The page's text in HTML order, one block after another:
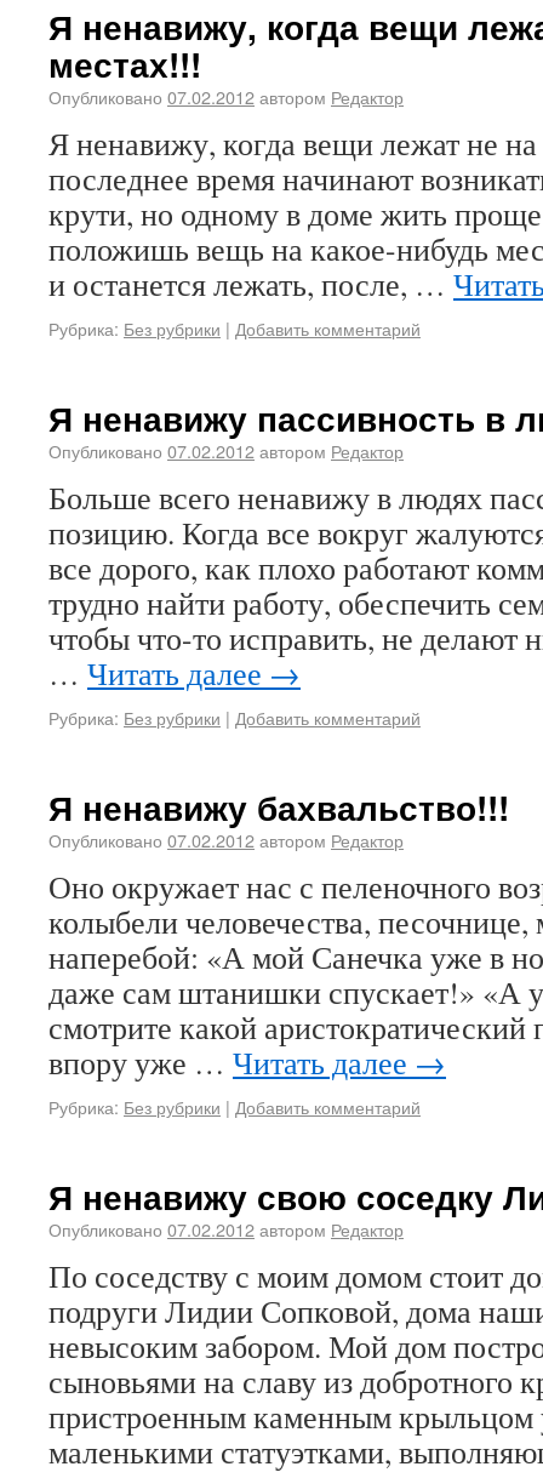
Я ненавижу, когда вещи
местах!!!
Опубликовано 07.02.2012автором Редактор
Я ненавижу, когда вещи лежат не
последнее время начинают
крути, но одному в доме жить
положишь вещь на какое-нибудь
и останется лежать, после, …
Рубрика: Без рубрики | Добавить комментарий
Я ненавижу пассивность в
Опубликовано 07.02.2012автором Редактор
Больше всего ненавижу в людях
позицию. Когда все вокруг
все дорого, как плохо работают
трудно найти работу, обеспечить
чтобы что-то исправить, не делают
… Читать далее →
Рубрика: Без рубрики | Добавить комментарий
Я ненавижу бахвальство!!!
Опубликовано 07.02.2012автором Редактор
Оно окружает нас с пеленочного
колыбели человечества,
наперебой: «А мой Санечка уже в
даже сам штанишки спускает!» «А
смотрите какой
впору уже … Читать далее →
Рубрика: Без рубрики | Добавить комментарий
Я ненавижу свою соседку
Опубликовано 07.02.2012автором Редактор
По соседству с моим домом стоит
подруги Лидии Сопковой, дома
невысоким забором. Мой дом
сыновьями на славу из добротного
пристроенным каменным
маленькими статуэтками,